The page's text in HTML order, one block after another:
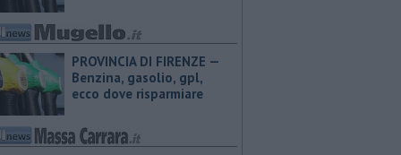
PROVINCIA DI FIRENZE — ​
Benzina, gasolio, gpl,
ecco dove risparmiare